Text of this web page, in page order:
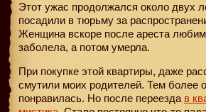
Этот ужас продолжался около двух
посадили в тюрьму за
Женщина вскоре после ареста
заболела, а потом умерла.
При покупке этой квартиры, даже
смутили моих родителей. Тем более
понравилась. Но после переезда в